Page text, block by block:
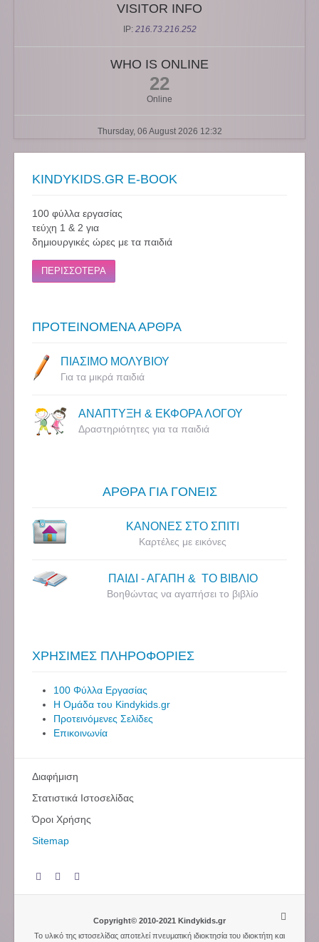
VISITOR INFO
IP: 216.73.216.252
WHO IS ONLINE
22
Online
Thursday, 06 August 2026 12:32
KINDYKIDS.GR E-BOOK
100 φύλλα εργασίας
τεύχη 1 & 2 για
δημιουργικές ώρες με τα παιδιά
ΠΕΡΙΣΣΟΤΕΡΑ
ΠΡΟΤΕΙΝΟΜΕΝΑ ΑΡΘΡΑ
ΠΙΑΣΙΜΟ ΜΟΛΥΒΙΟΥ
Για τα μικρά παιδιά
ΑΝΑΠΤΥΞΗ & ΕΚΦΟΡΑ ΛΟΓΟΥ
Δραστηριότητες για τα παιδιά
ΑΡΘΡΑ ΓΙΑ ΓΟΝΕΙΣ
ΚΑΝΟΝΕΣ ΣΤΟ ΣΠΙΤΙ
Καρτέλες με εικόνες
ΠΑΙΔΙ - ΑΓΑΠΗ & ΤΟ ΒΙΒΛΙΟ
Βοηθώντας να αγαπήσει το βιβλίο
ΧΡΗΣΙΜΕΣ ΠΛΗΡΟΦΟΡΙΕΣ
100 Φύλλα Εργασίας
Η Ομάδα του Kindykids.gr
Προτεινόμενες Σελίδες
Επικοινωνία
Διαφήμιση
Στατιστικά Ιστοσελίδας
Όροι Χρήσης
Sitemap
Copyright© 2010-2021 Kindykids.gr
Το υλικό της ιστοσελίδας αποτελεί πνευματική ιδιοκτησία του ιδιοκτήτη και